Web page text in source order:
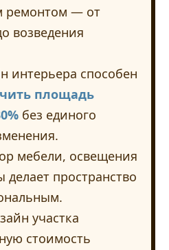
ремонтом — от
возведения
интерьера способен
площадь
без единого
мебели, освещения
пространство
участка
стоимость